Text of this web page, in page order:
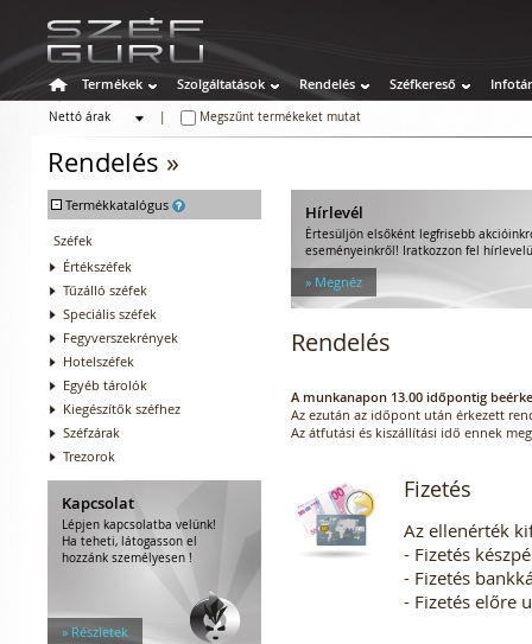
Termékek Szolgáltatások Rendelés Széfkereső Infotár
Nettó árak
Megszűnt termékeket mutat
Rendelés »
- Termékkatalógus
Széfek
Értékszéfek
Tűzálló széfek
Speciális széfek
Fegyverszekrények
Hotelszéfek
Egyéb tárolók
Kiegészítők széfhez
Széfzárak
Trezorok
Kapcsolat
Lépjen kapcsolatba velünk!
Ha teheti, látogasson el
hozzánk személyesen !
» Részletek
Hírlevél
Értesüljön elsőként legfrisebb
eseményeinkről! Iratkozzon fel
» Megnéz
Rendelés
A munkanapon 13.00 időpontig
Az ezután az időpont után érkezett
Az átfutási és kiszállítási idő ennek
Fizetés
Az ellenérték
- Fizetés
- Fizetés
- Fizetés előre